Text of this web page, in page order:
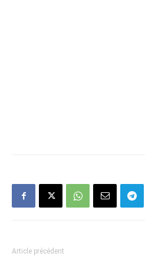
Article précédent